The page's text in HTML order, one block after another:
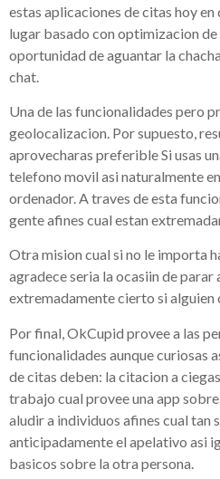
estas aplicaciones de citas hoy en
lugar basado con optimizacion de
oportunidad de aguantar la
chat.
Una de las funcionalidades pero
geolocalizacion. Por supuesto,
aprovecharas preferible Si usas
telefono movil asi­ naturalmente
ordenador. A traves de esta
gente afines cual estan
Otra mision cual si no le importa
agradece seri­a la ocasiin de parar
extremadamente cierto si alguien
Por final, OkCupid provee a las
funcionalidades aunque curiosas
de citas deben: la citacion a
trabajo cual provee una app
aludir a individuos afines cual tan
anticipadamente el apelativo asi­
basicos sobre la otra persona.